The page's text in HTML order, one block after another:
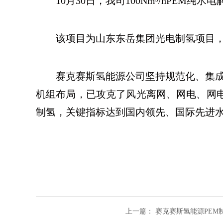
该项目为山东东岳集团光电制氢项目
赛克赛斯氢能源公司坚持规范化、集
机组布局，已攻克了风光离网、网电、网
制氢，关键指标达到国内领先、国际先进
上一篇： 赛克赛斯氢能源PEM